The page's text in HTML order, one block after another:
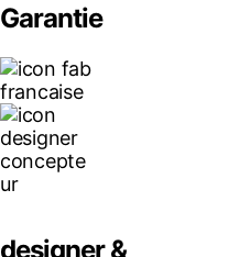
Garantie
designer &